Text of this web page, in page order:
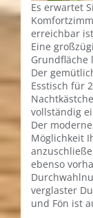
Es erwartet
erreichbar
Eine
Grundfläche
Der
Esstisch für
vollständig
Der
Möglichkeit
ebenso
verglaster
und Fön ist